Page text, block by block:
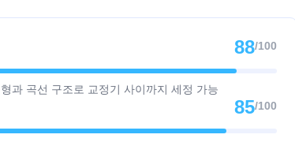
88/100
과 곡선 구조로 교정기 사이까지 세정 가능
85/100